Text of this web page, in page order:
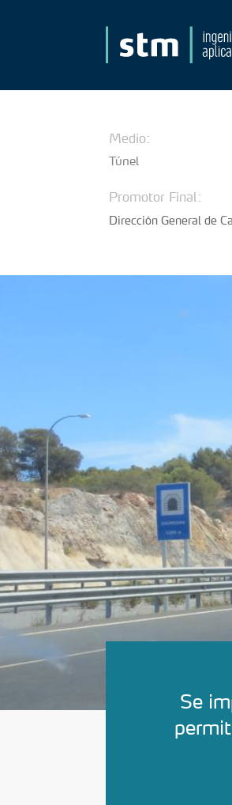
Medio:
Túnel
Promotor Final:
Dirección General de
Se